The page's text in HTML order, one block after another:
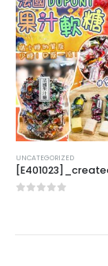
UNCATEGORIZED